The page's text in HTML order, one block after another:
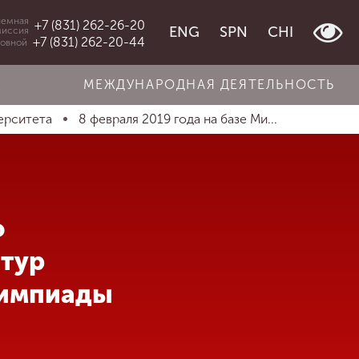
+7 (831) 262-26-20
+7 (831) 262-20-44
ENG SPN CHI
МЕЖДУНАРОДНАЯ ДЕЯТЕЛЬНОСТЬ
8 февраля 2019 года на базе Ми...